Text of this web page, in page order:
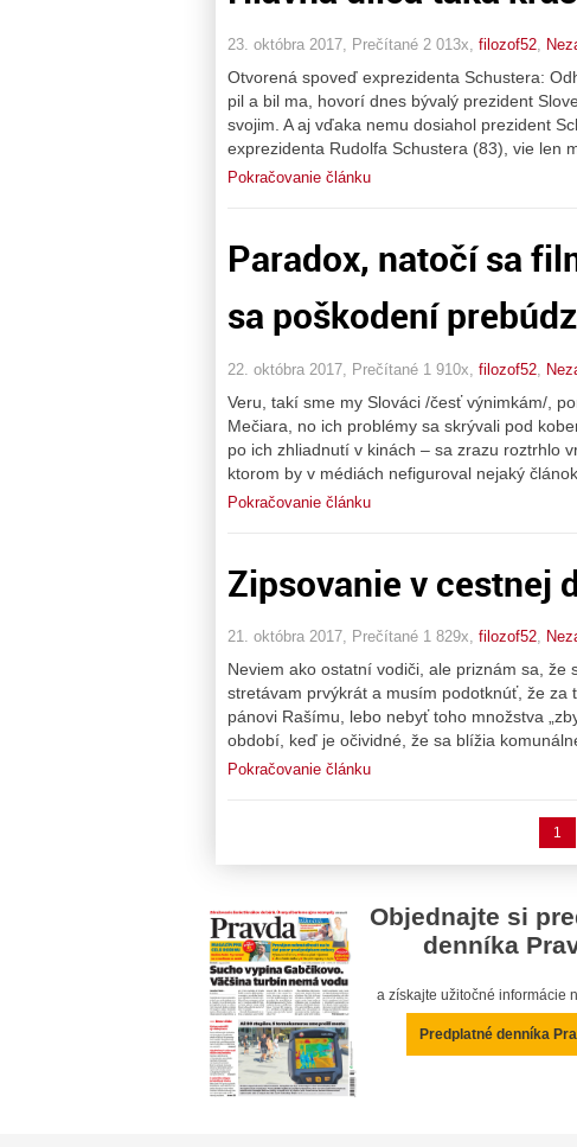
23. októbra 2017, Prečítané 2 013x, filozof52
Otvorená spoveď exprezidenta Schustera:
pil a bil ma, hovorí dnes bývalý prezident
svojim. A aj vďaka nemu dosiahol prezident
exprezidenta Rudolfa Schustera (83), vie len
Pokračovanie článku
Paradox, natočí sa
sa poškodení
22. októbra 2017, Prečítané 1 910x, filozof52
Veru, takí sme my Slováci /česť výnimkám/,
Mečiara, no ich problémy sa skrývali pod
po ich zhliadnutí v kinách – sa zrazu roztrhlo
ktorom by v médiách nefiguroval nejaký
Pokračovanie článku
Zipsovanie v cestnej
21. októbra 2017, Prečítané 1 829x, filozof52,
Neviem ako ostatní vodiči, ale priznám sa,
stretávam prvýkrát a musím podotknúť, že za
pánovi Rašímu, lebo nebyť toho množstva
období, keď je očividné, že sa blížia
Pokračovanie článku
1
Objednajte si
denníka
a získajte užitočné informácie
Predplatné denníka